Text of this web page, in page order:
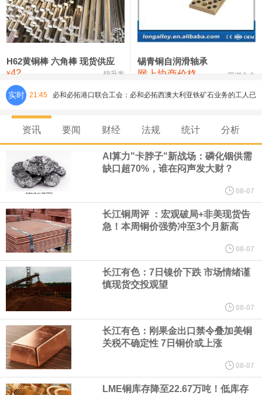
铸造铝合金锭(ZLD104) 24,300—24,500 24,400
压铸锌合金锭 26,500—26,700
氯化镍 38,300—40,300 39,300 0
H62黄铜棒 六角棒 现货供应
¥42 锦升发
锡青铜自润滑轴承
网上协商价格 芜湖合金
实时 21:45 必和必拓港口联合工会：必和必拓西澳大利亚铁矿石业务的工人已
通知，将于8月9日实施24小时停工。
8月7日，宇树科技董事长王兴兴网上路演时表示，报告期内，公司
研发费用金额分别为4,995.18万元、7,001.70万元、14,496.56万
元，最近3年复合增长率达70.36%，呈快速增长趋势，并形成多项
核心技术和知识产权。截至2026年1月31日，公司拥有262项专利权
（含境内发明专利20项）。
纽约期银日内涨4%，现报64.08美元/盎司。
宇树科技董事长、总经理兼首席技术官王兴兴在网上路演时表示，
经过多年研发创新和技术积累，公司逐步形成了包括一体化关节集
成技术、高紧凑度机器人身体集成技术、机器人激光雷达全自研核
资讯 要闻 财经 法规 统计 分析
AI算力"卡脖子"新战场：磷化铟供需
缺口超70%，谁在闷声发大财？
08-07
长江铜周评 ：宏观破局+非美现货告
急！本周铜价强势冲至3个月新高
08-07
长江有色：7日镍价下跌 市场情绪谨
慎现货交投观望
08-07
长江有色：刚果金出口禁令叠加美铜
关税不确定性 7日铜价或上涨
08-07
LME铜库存降至22.67万吨！低库存